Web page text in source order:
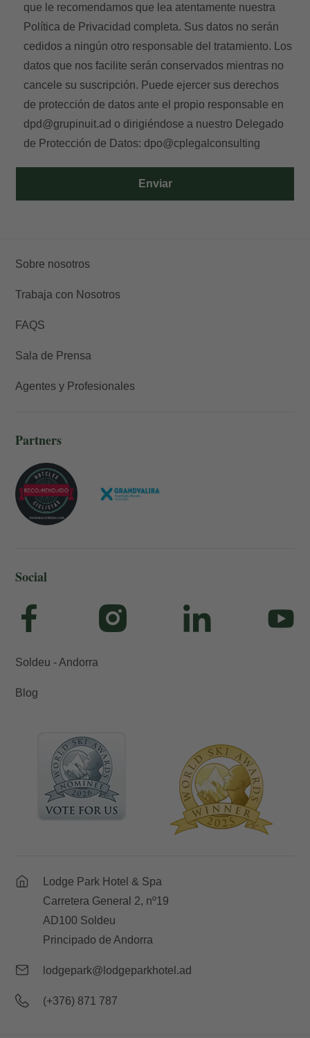
Enviar
que le recomendamos que lea atentamente nuestra
Política de Privacidad completa. Sus datos no serán
cedidos a ningún otro responsable del tratamiento. Los
datos que nos facilite serán conservados mientras no
cancele su suscripción. Puede ejercer sus derechos
de protección de datos ante el propio responsable en
dpd@grupinuit.ad o dirigiéndose a nuestro Delegado
de Protección de Datos:dpo@cplegalconsulting
Sobre nosotros
Trabaja con Nosotros
FAQS
Sala de Prensa
Agentes y Profesionales
Partners
Social
Soldeu - Andorra
Blog
Lodge Park Hotel & Spa
Carretera General 2, nº19
AD100 Soldeu
Principado de Andorra
lodgepark@lodgeparkhotel.ad
(+376) 871 787